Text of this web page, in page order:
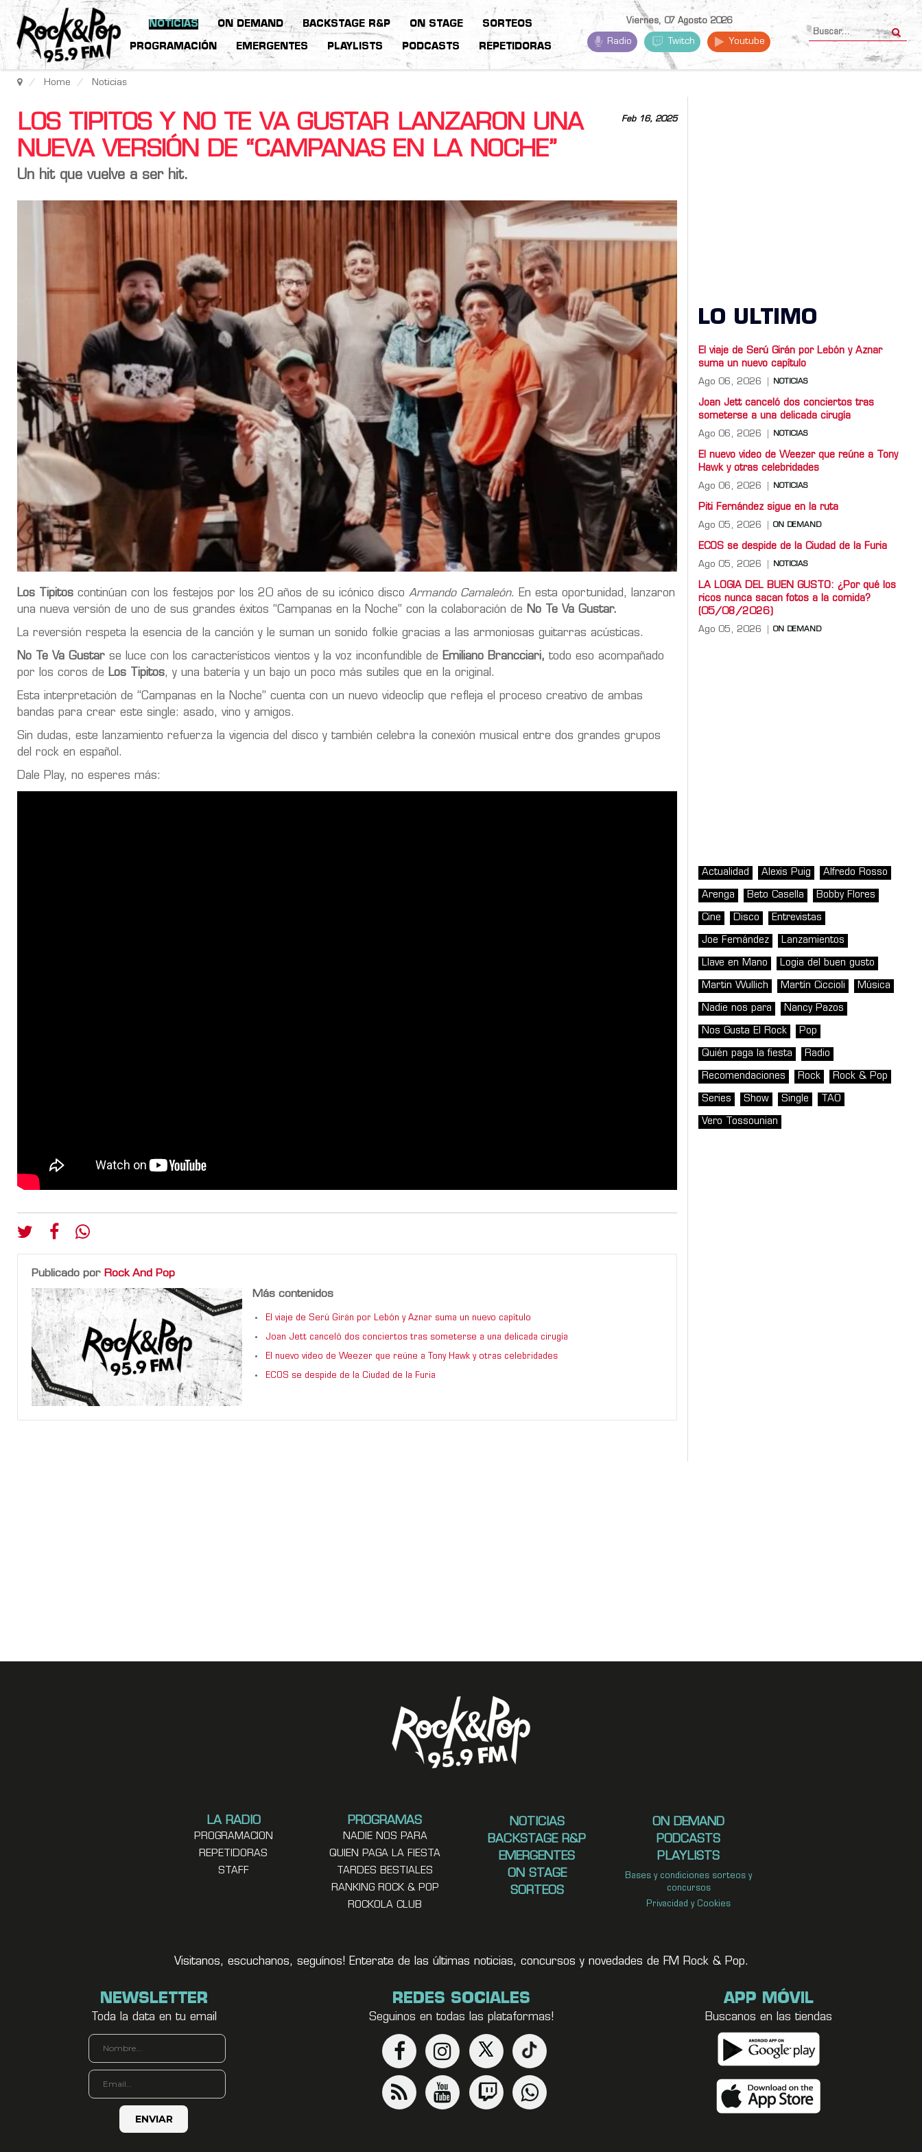
NOTICIAS ON DEMAND BACKSTAGE R&P ON STAGE SORTEOS
PROGRAMACIÓN EMERGENTES PLAYLISTS PODCASTS REPETIDORAS
Viernes, 07 Agosto 2026
Radio Twitch Youtube
Home Noticias
Feb 16, 2025
LOS TIPITOS Y NO TE VA GUSTAR LANZARON UNA
NUEVA VERSIÓN DE “CAMPANAS EN LA NOCHE”
Un hit que vuelve a ser hit.
Los Tipitos continúan con los festejos por los 20 años de su icónico disco Armando Camaleón. En esta oportunidad, lanzaron
una nueva versión de uno de sus grandes éxitos “Campanas en la Noche” con la colaboración de
No Te Va Gustar.
La reversión respeta la esencia de la canción y le suman un sonido folkie gracias a las armoniosas guitarras acústicas.
No Te Va Gustar se luce con los característicos vientos y la voz inconfundible de Emiliano Brancciari, todo eso acompañado
por los coros de Los Tipitos, y una batería y un bajo un poco más sutiles que en la original.
Esta interpretación de “Campanas en la Noche” cuenta con un nuevo videoclip que refleja el proceso creativo de ambas
bandas para crear este single: asado, vino y amigos.
Sin dudas, este lanzamiento refuerza la vigencia del disco y también celebra la conexión musical entre dos grandes grupos
del rock en español.
Dale Play, no esperes más:
Publicado por Rock And Pop
Más contenidos
El viaje de Serú Girán por Lebón y Aznar suma un nuevo capítulo
Joan Jett canceló dos conciertos tras someterse a una delicada cirugía
El nuevo video de Weezer que reúne a Tony Hawk y otras celebridades
ECOS se despide de la Ciudad de la Furia
LO ULTIMO
El viaje de Serú Girán por Lebón y Aznar
suma un nuevo capítulo
Ago 06, 2026 NOTICIAS
Joan Jett canceló dos conciertos tras
someterse a una delicada cirugía
Ago 06, 2026 NOTICIAS
El nuevo video de Weezer que reúne a Tony
Hawk y otras celebridades
Ago 06, 2026 NOTICIAS
Piti Fernández sigue en la ruta
Ago 05, 2026 ON DEMAND
ECOS se despide de la Ciudad de la Furia
Ago 05, 2026 NOTICIAS
LA LOGIA DEL BUEN GUSTO: ¿Por qué los
ricos nunca sacan fotos a la comida?
(05/08/2026)
Ago 05, 2026 ON DEMAND
Actualidad Alexis Puig Alfredo Rosso
Arenga Beto Casella Bobby Flores
Cine Disco Entrevistas
Joe Fernández Lanzamientos
Llave en Mano Logia del buen gusto
Martin Wullich Martín Ciccioli Música
Nadie nos para Nancy Pazos
Nos Gusta El Rock Pop
Quién paga la fiesta Radio
Recomendaciones Rock Rock & Pop
Series Show Single TAO
Vero Tossounian
LA RADIO
PROGRAMACION
REPETIDORAS
STAFF
PROGRAMAS
NADIE NOS PARA
QUIEN PAGA LA FIESTA
TARDES BESTIALES
RANKING ROCK & POP
ROCKOLA CLUB
NOTICIAS
BACKSTAGE R&P
EMERGENTES
ON STAGE
SORTEOS
ON DEMAND
PODCASTS
PLAYLISTS
Bases y condiciones sorteos y
concursos
Privacidad y Cookies
Visitanos, escuchanos, seguínos! Enterate de las últimas noticias, concursos y novedades de FM Rock & Pop.
NEWSLETTER
Toda la data en tu email
REDES SOCIALES
Seguinos en todas las plataformas!
APP MÓVIL
Buscanos en las tiendas